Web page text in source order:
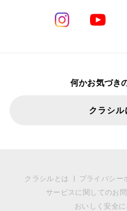
何かお気づき
クラシル
クラシルとは プライバシー
サービスに関してのお
おいしく安全